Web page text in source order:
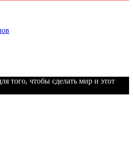
того, чтобы сделать мир и этот